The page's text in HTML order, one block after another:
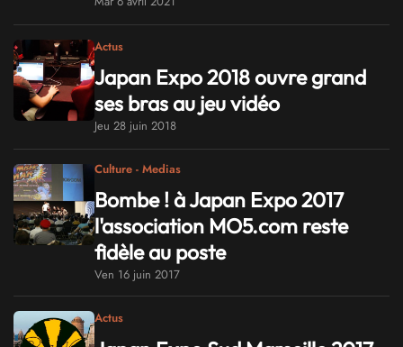
Actus
Japan Expo 2018 ouvre grand
ses bras au jeu vidéo
Jeu 28 juin 2018
Culture - Medias
Bombe ! à Japan Expo 2017
l'association MO5.com reste
fidèle au poste
Ven 16 juin 2017
Actus